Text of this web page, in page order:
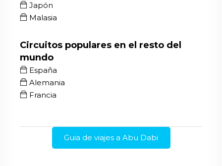
Japón
Malasia
Circuitos populares en el resto del
mundo
España
Alemania
Francia
Guia de viajes a Abu Dabi